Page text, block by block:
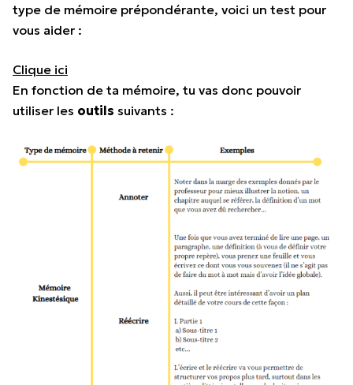
type de mémoire prépondérante, voici un test pour
vous aider :
Clique ici
En fonction de ta mémoire, tu vas donc pouvoir
utiliser les outils suivants :